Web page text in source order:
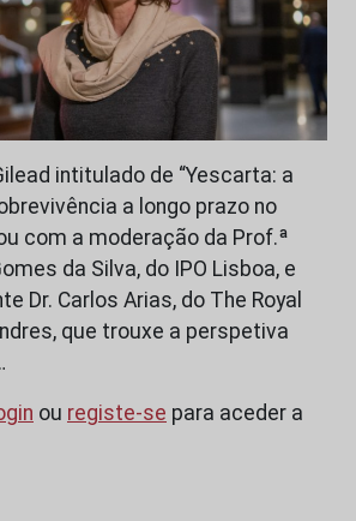
intitulado de “Yescarta: a
a longo prazo no
com a moderação da Prof.ª
da Silva, do IPO Lisboa, e
Dr. Carlos Arias, do The Royal
que trouxe a perspetiva
ou registe-se para aceder a